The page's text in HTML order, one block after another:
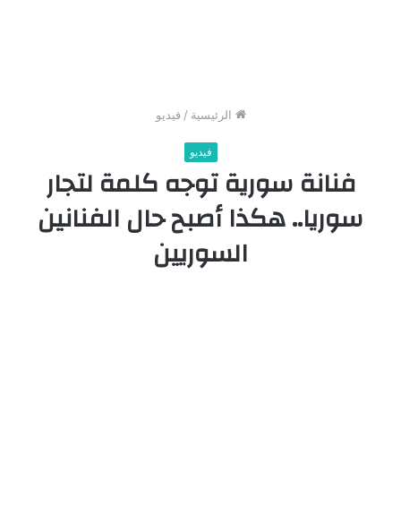
الرئيسية / فيديو
فيديو
فنانة سورية توجه كلمة لتجار
سوريا.. هكذا أصبح حال الفنانين
السوريين